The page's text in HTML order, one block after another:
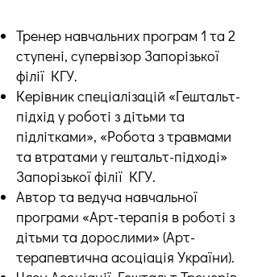
Тренер навчальних програм 1 та 2
ступені, супервізор Запорізької
філії КГУ.
Керівник спеціалізацій «Гештальт-
підхід у роботі з дітьми та
підлітками», «Робота з травмами
та втратами у гештальт-підході»
Запорізької філії КГУ.
Автор та ведуча навчальної
програми «Арт-терапія в роботі з
дітьми та дорослими» (Арт-
терапевтична асоціація України).